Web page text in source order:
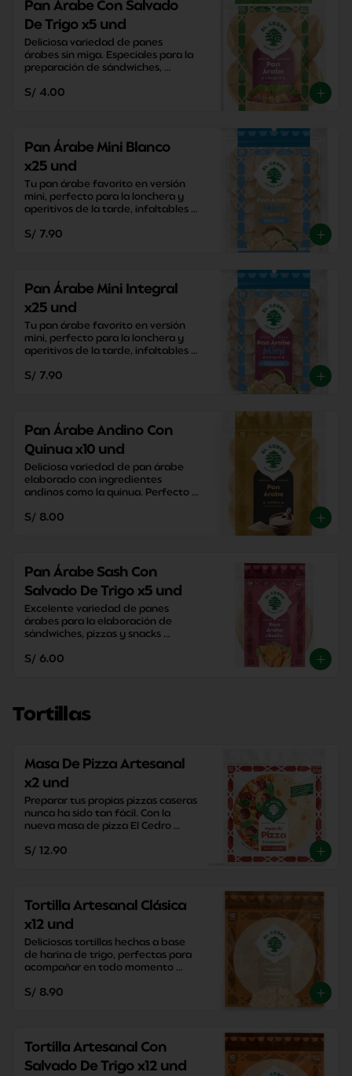
Pan Árabe Con Salvado
De Trigo x5 und
Deliciosa variedad de panes
árabes sin miga. Especiales para la
preparación de sándwiches,
S/ 4.00
Pan Árabe Mini Blanco
x25 und
Tu pan árabe favorito en versión
mini, perfecto para la lonchera y
aperitivos de la tarde, infaltables
S/ 7.90
Pan Árabe Mini Integral
x25 und
Tu pan árabe favorito en versión
mini, perfecto para la lonchera y
aperitivos de la tarde, infaltables
S/ 7.90
Pan Árabe Andino Con
Quinua x10 und
Deliciosa variedad de pan árabe
elaborado con ingredientes
andinos como la quinua. Perfecto
un sabor tradicional.
S/ 8.00
Pan Árabe Sash Con
Salvado De Trigo x5 und
Excelente variedad de panes
árabes para la elaboración de
sándwiches, pizzas y snacks
entre familia y amigos.
S/ 6.00
Tortillas
Masa De Pizza Artesanal
x2 und
Preparar tus propias pizzas caseras
nunca ha sido tan fácil. Con la
nueva masa de pizza El Cedro
20 minutos.
S/ 12.90
Tortilla Artesanal Clásica
x12 und
Deliciosas tortillas hechas a base
de harina de trigo, perfectas para
acompañar en todo momento
versatilidad y practicidad.
S/ 8.90
Tortilla Artesanal Con
Salvado De Trigo x12 und